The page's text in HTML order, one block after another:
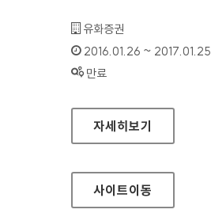
기관명 :
유화증권
인증기간 :
2016.01.26 ~ 2017.01.25
상태 :
만료
유화증권 홈페이지
자세히보기
사이트이동